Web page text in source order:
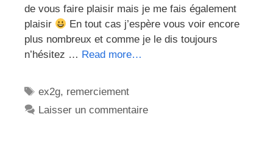
de vous faire plaisir mais je me fais également
plaisir
En tout cas j’espère vous voir encore
plus nombreux et comme je le dis toujours
n’hésitez … Read more…
Étiquettes
ex2g, remerciement
Laisser un commentaire